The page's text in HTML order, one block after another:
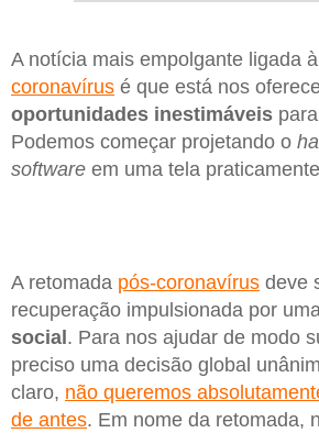
A notícia mais empolgante ligada
coronavírus é que está nos
oportunidades inestimáveis
Podemos começar projetando o
software em uma tela
A retomada pós-coronavírus deve
recuperação impulsionada por
social . Para nos ajudar de modo
preciso uma decisão global
claro, não queremos
de antes. Em nome da retomada,